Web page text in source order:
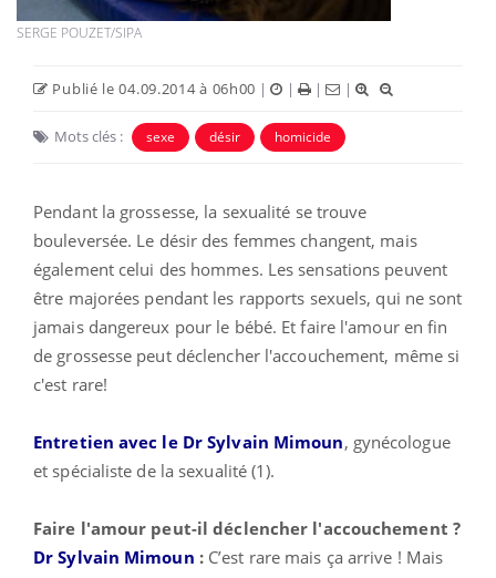
SERGE POUZET/SIPA
Publié le 04.09.2014 à 06h00 | | | |
Mots clés : sexe désir homicide
Pendant la grossesse, la sexualité se trouve
bouleversée. Le désir des femmes changent, mais
également celui des hommes. Les sensations peuvent
être majorées pendant les rapports sexuels, qui ne sont
jamais dangereux pour le bébé. Et faire l'amour en fin
de grossesse peut déclencher l'accouchement, même si
c'est rare!
Entretien avec le Dr Sylvain Mimoun, gynécologue
et spécialiste de la sexualité (1).
Faire l'amour peut-il déclencher l'accouchement ?
Dr Sylvain Mimoun : C’est rare mais ça arrive ! Mais